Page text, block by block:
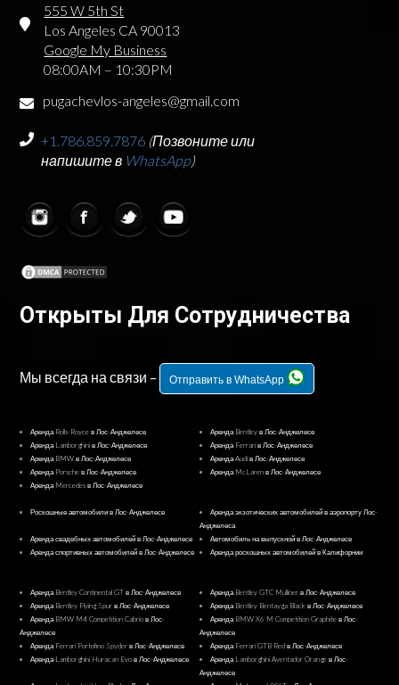
555 W 5th St
Los Angeles CA 90013
Google My Business
08:00AM – 10:30PM
pugachevlos-angeles@gmail.com
+1.786.859.7876 (Позвоните или
напишите в WhatsApp)
Открыты Для Сотрудничества
Мы всегда на связи – Отправить в WhatsApp
Аренда Rolls-Royce в Лос-Анджелесе
Аренда Bentley в Лос-Анджелесе
Аренда Lamborghini в Лос-Анджелесе
Аренда Ferrari в Лос-Анджелесе
Аренда BMW в Лос-Анджелесе
Аренда Audi в Лос-Анджелесе
Аренда Porsche в Лос-Анджелесе
Аренда McLaren в Лос-Анджелесе
Аренда Mercedes в Лос-Анджелесе
Роскошные автомобили в Лос-Анджелесе
Аренда экзотических автомобилей в аэропорту Лос-
Анджелеса
Аренда свадебных автомобилей в Лос-Анджелесе
Автомобиль на выпускной в Лос-Анджелесе
Аренда спортивных автомобилей в Лос-Анджелесе
Аренда роскошных автомобилей в Калифорнии
Аренда Bentley Continental GT в Лос-Анджелесе
Аренда Bentley GTC Mulliner в Лос-Анджелесе
Аренда Bentley Flying Spur в Лос-Анджелесе
Аренда Bentley Bentayga Black в Лос-Анджелесе
Аренда BMW M4 Competition Cabrio в Лос-
Анджелесе
Аренда BMW X6 M Competition Graphite в Лос-
Анджелесе
Аренда Ferrari Portofino Spyder в Лос-Анджелесе
Аренда Ferrari GTB Red в Лос-Анджелесе
Аренда Lamborghini Huracan Evo в Лос-Анджелесе
Аренда Lamborghini Aventador Orange в Лос-
Анджелесе